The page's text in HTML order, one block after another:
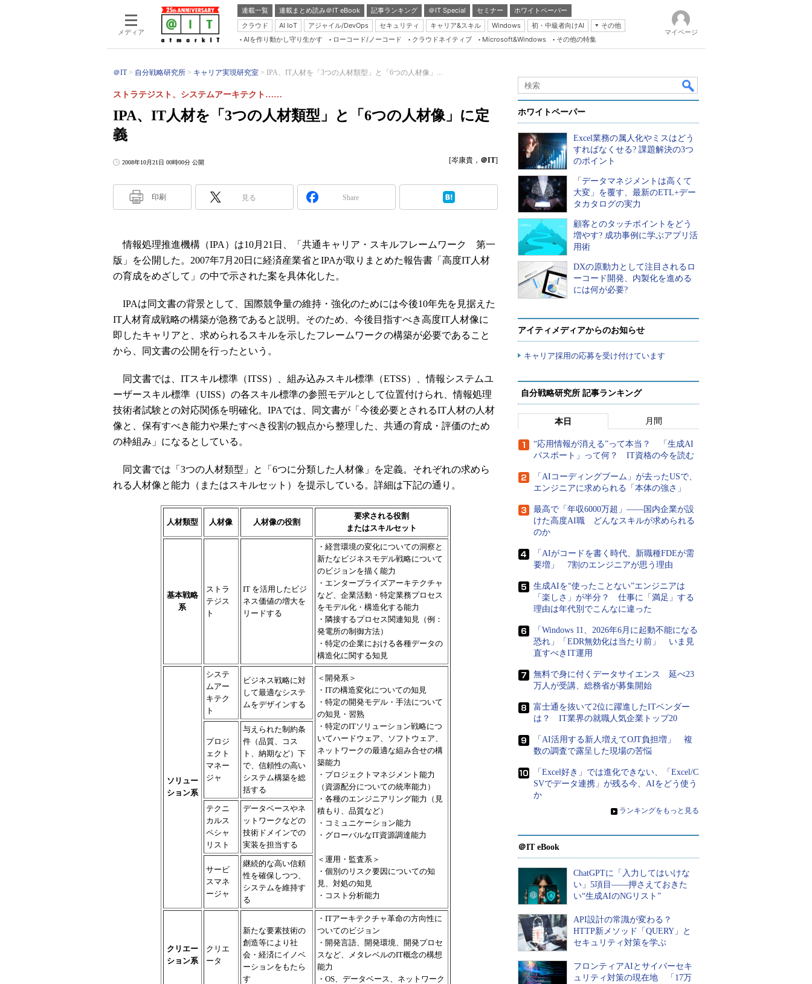
メディア
連載一覧 連載まとめ読み＠IT eBook 記事ランキング ＠IT Special セミナー
ホワイトペーパー
クラウド
AI IoT アジャイル/DevOps セキュリティ キャリア&スキル Windows 初・中級者向けAI
その他
Server & Storage
Java Agile
Database Expert
Linux ＆ OSS
Master of IP Network
Security & Trust
Insider.NET
ブログ
AIを作り動かし守り生かす ローコード/ノーコード クラウドネイティブ Microsoft&Windows その他の特集
マイページ
＠IT 自分戦略研究所 キャリア実現研究室 IPA、IT人材を「3つの人材類型」と「6つの人材像」...
IPA、IT人材を「3つの人材類型」と「6つの人材像」に定
義
ストラテジスト、システムアーキテクト……
2008年10月21日 00時00分 公開 [岑康貴， ＠IT]
印刷 見る Share
情報処理推進機構（IPA）は10月21日、「共通キャリア・スキルフレームワーク 第一
版」を公開した。2007年7月20日に経済産業省とIPAが取りまとめた報告書「高度IT人材
の育成をめざして」の中で示された案を具体化した。
IPAは同文書の背景として、国際競争量の維持・強化のためには今後10年先を見据えた
IT人材育成戦略の構築が急務であると説明。そのため、今後目指すべき高度IT人材像に
即したキャリアと、求められるスキルを示したフレームワークの構築が必要であること
から、同文書の公開を行ったという。
同文書では、ITスキル標準（ITSS）、組み込みスキル標準（ETSS）、情報システムユ
ーザースキル標準（UISS）の各スキル標準の参照モデルとして位置付けられ、情報処理
技術者試験との対応関係を明確化。IPAでは、同文書が「今後必要とされるIT人材の人材
像と、保有すべき能力や果たすべき役割の観点から整理した、共通の育成・評価のため
の枠組み」になるとしている。
同文書では「3つの人材類型」と「6つに分類した人材像」を定義。それぞれの求めら
れる人材像と能力（またはスキルセット）を提示している。詳細は下記の通り。
人材類型 人材像 人材像の役割
要求される役割
またはスキルセット
基本戦略
系
ストラ
テジス
ト
IT を活用したビジ
ネス価値の増大を
リードする
・経営環境の変化についての洞察と
新たなビジネスモデル戦略について
のビジョンを描く能力
・エンタープライズアーキテクチャ
など、企業活動・特定業務プロセス
をモデル化・構造化する能力
・隣接するプロセス関連知見（例：
発電所の制御方法）
・特定の企業における各種データの
構造化に関する知見
ソリュー
ション系
システ
ムアー
キテク
ト
ビジネス戦略に対
して最適なシステ
ムをデザインする
＜開発系＞
・ITの構造変化についての知見
・特定の開発モデル・手法について
の知見・習熟
・特定のITソリューション戦略につ
いてハードウェア、ソフトウェア、
ネットワークの最適な組み合せの構
築能力
・プロジェクトマネジメント能力
（資源配分についての統率能力）
・各種のエンジニアリング能力（見
積もり、品質など）
・コミュニケーション能力
・グローバルなIT資源調達能力
＜運用・監査系＞
・個別のリスク要因についての知
見、対処の知見
・コスト分析能力
プロジ
ェクト
マネー
ジャ
与えられた制約条
件（品質、コス
ト、納期など）下
で、信頼性の高い
システム構築を総
括する
テクニ
カルス
ペシャ
リスト
データベースやネ
ットワークなどの
技術ドメインでの
実装を担当する
サービ
スマネ
ージャ
継続的な高い信頼
性を確保しつつ、
システムを維持す
る
クリエー
ション系
クリエ
ータ
新たな要素技術の
創造等により社
会・経済にイノベ
ーションをもたら
す
・ITアーキテクチャ革命の方向性に
ついてのビジョン
・開発言語、開発環境、開発プロセ
スなど、メタレベルのIT概念の構想
能力
・OS、データベース、ネットワーク
ホワイトペーパー
Excel業務の属人化やミスはどう
すればなくせる? 課題解決の3つ
のポイント
「データマネジメントは高くて
大変」を覆す、最新のETL+デー
タカタログの実力
顧客とのタッチポイントをどう
増やす? 成功事例に学ぶアプリ活
用術
DXの原動力として注目されるロ
ーコード開発、内製化を進める
には何が必要?
アイティメディアからのお知らせ
キャリア採用の応募を受け付けています
自分戦略研究所 記事ランキング
本日 月間
“応用情報が消える”って本当？ 「生成AI
パスポート」って何？ IT資格の今を読む
「AIコーディングブーム」が去ったUSで、
エンジニアに求められる「本体の強さ」
最高で「年収6000万超」――国内企業が設
けた高度AI職 どんなスキルが求められる
のか
「AIがコードを書く時代、新職種FDEが需
要増」 7割のエンジニアが思う理由
生成AIを“使ったことない”エンジニアは
「楽しさ」が半分？ 仕事に「満足」する
理由は年代別でこんなに違った
「Windows 11、2026年6月に起動不能になる
恐れ」「EDR無効化は当たり前」 いま見
直すべきIT運用
無料で身に付くデータサイエンス 延べ23
万人が受講、総務省が募集開始
富士通を抜いて2位に躍進したITベンダー
は？ IT業界の就職人気企業トップ20
「AI活用する新人増えてOJT負担増」 複
数の調査で露呈した現場の苦悩
「Excel好き」では進化できない、「Excel/C
SVでデータ連携」が残る今、AIをどう使う
か
» ランキングをもっと見る
＠IT eBook
ChatGPTに「入力してはいけな
い」5項目――押さえておきた
い“生成AIのNGリスト”
API設計の常識が変わる？
HTTP新メソッド「QUERY」と
セキュリティ対策を学ぶ
フロンティアAIとサイバーセキ
ュリティ対策の現在地 「17万